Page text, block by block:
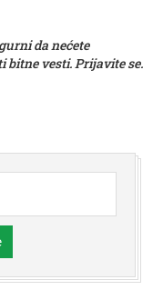
da nećete
bitne vesti. Prijavite se.